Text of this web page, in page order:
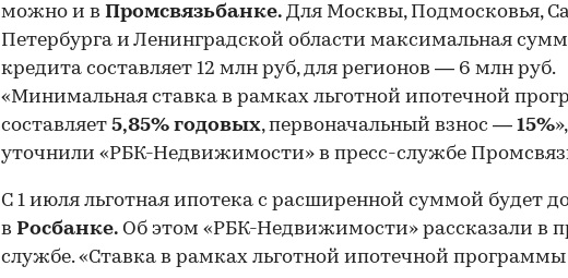
можно и в Промсвязьбанке. Для Москвы, Подмосковья,
Петербурга и Ленинградской области максимальная
кредита составляет 12 млн руб, для регионов — 6 млн руб.
«Минимальная ставка в рамках льготной ипотечной
составляет 5,85% годовых, первоначальный взнос — 15%
уточнили «РБК-Недвижимости» в пресс-службе
С 1 июля льготная ипотека с расширенной суммой будет
в Росбанке. Об этом «РБК-Недвижимости» рассказали в
службе. «Ставка в рамках льготной ипотечной программы